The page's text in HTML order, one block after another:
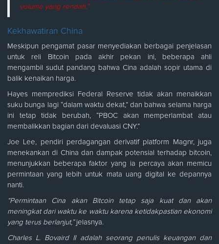
volume yang rendah.”
Kekhawatiran China
Meskipun pengamat pasar menyediakan berbagai penjelasan
untuk reli Bitcoin pada akhir pekan ini, beberapa ahli
mengambil sudut pandang bahwa Cina adalah sopir utama di
balik kenaikan harga.
Hayes memprediksi Federal Reserve tidak akan menaikkan
suku bunga lagi “dalam waktu dekat,” dan bahwa selama harga
ini tetap tidak berubah, “PBOC akan memperlambat atau
membalikkan bagian dari devaluasi CNY.”
Joe Lee, pendiri perdagangan derivatif platform Magnr, juga
menekankan di China dan dampak potensial terhadap bitcoin,
menunjukkan beberapa faktor yang ia percaya akan memicu
permintaan yang lebih untuk mata uang digital ke depannya
nanti.
“Permintaan Cina akan Bitcoin tetap saja kuat dan akan
meningkat dari waktu ke waktu karena ketidakpastian ekonomi
yang terus berlanjut,”jelasnya.
Charles L. Bovaird II adalah seorang penulis keuangan dan